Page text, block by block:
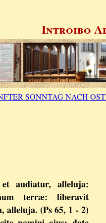
Introibo
SONNTAG NACH
audiatur, alleluja:
terræ: liberavit
alleluja. (Ps 65, 1 - 2)